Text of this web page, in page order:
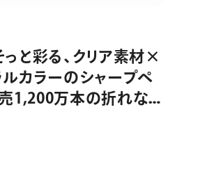
っと彩る、クリア素材×
ルカラーのシャープペ
1,200万本の折れない
オレンズシリーズよ